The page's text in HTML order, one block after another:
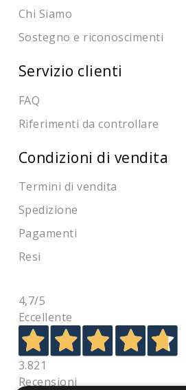
Chi Siamo
Sostegno e riconoscimenti
Servizio clienti
FAQ
Riferimenti da controllare
Condizioni di vendita
Termini di vendita
Spedizione
Pagamenti
Resi
4,7/5
Eccellente
3.821
Recensioni